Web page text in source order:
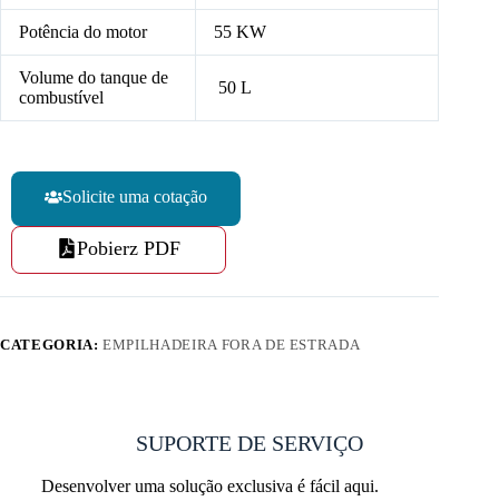
Potência do motor 55 KW
Volume do tanque de
combustível
50 L
Solicite uma cotação
Pobierz PDF
CATEGORIA:EMPILHADEIRA FORA DE ESTRADA
SUPORTE DE SERVIÇO
Desenvolver uma solução exclusiva é fácil aqui.